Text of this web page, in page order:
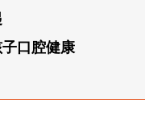
口腔健康